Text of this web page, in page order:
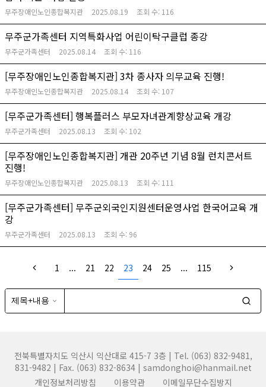
무주장애인노인종합복지관 2025.08.19 조회 수: 116
무주군가족센터 지역특화사업 어린이탁구클럽 종강
무주군가족센터 2025.08.14 조회 수: 116
[무주장애인노인종합복지관] 3차 종사자 의무교육 진행!
무주장애인노인종합복지관 2025.08.14 조회 수: 107
[무주군가족센터] 행복플러스 부모자녀관계향상교육 개강
무주군가족센터 2025.08.13 조회 수: 102
[무주장애인노인종합복지관] 개관 20주년 기념 8월 런치콘서트
진행!
무주장애인노인종합복지관 2025.08.13 조회 수: 111
[무주군가족센터] 무주군외국인지원센터운영사업 한국어교육 개
강
무주군가족센터 2025.08.13 조회 수: 96
1 ... 21 22 23 24 25 ... 115
전북특별자치도 익산시 익산대로 415-7 3층 | Tel. (063) 832-9481,
831-9482 | Fax. (063) 832-8634 | samdonghoi@hanmail.net
개인정보처리방침
이용약관 이메일무단수집방지